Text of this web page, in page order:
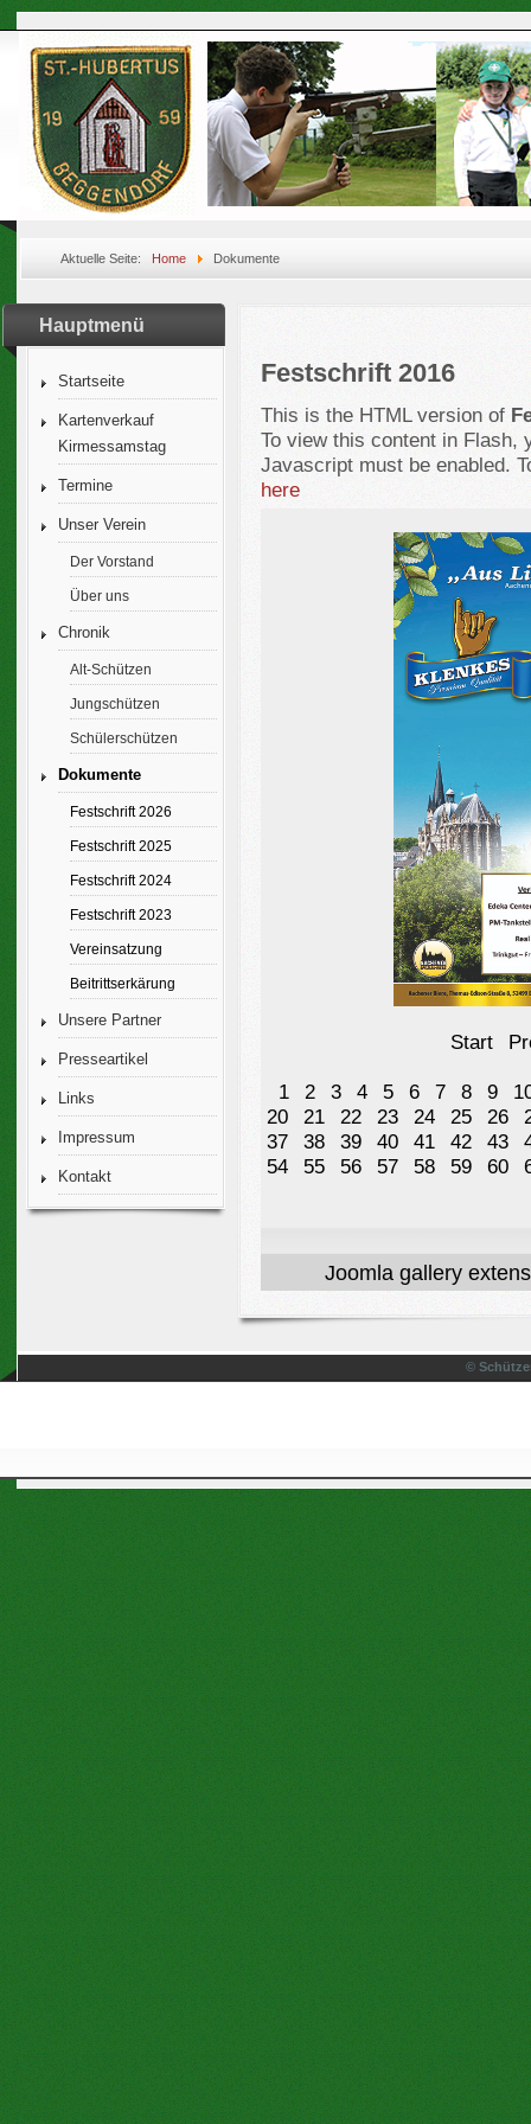
Aktuelle Seite: Home Dokumente
Hauptmenü
Startseite
Kartenverkauf
Kirmessamstag
Termine
Unser Verein
Der Vorstand
Über uns
Chronik
Alt-Schützen
Jungschützen
Schülerschützen
Dokumente
Festschrift 2026
Festschrift 2025
Festschrift 2024
Festschrift 2023
Vereinsatzung
Beitrittserkärung
Unsere Partner
Presseartikel
Links
Impressum
Kontakt
Festschrift 2016
This is the HTML version of
To view this content in Flash,
Javascript must be enabled.
here
Start
1 2 3 4 5 6 7 8 9
20
21 22 23 24 25 26
37
38 39 40 41 42 43
54
55 56 57 58 59 60
Joomla gallery
©